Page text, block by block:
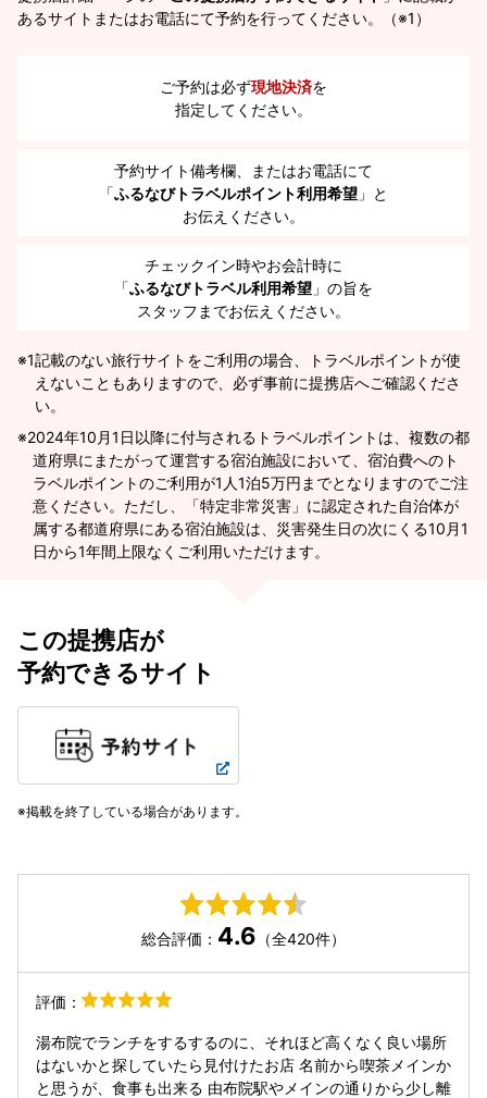
あるサイトまたはお電話にて予約を行ってください。（※1）
ご予約は必ず現地決済を
指定してください。
予約サイト備考欄、またはお電話にて
「ふるなびトラベルポイント利用希望 」と
お伝えください。
チェックイン時やお会計時に
「ふるなびトラベル利用希望 」の旨を
スタッフまでお伝えください。
※1記載のない旅行サイトをご利用の場合、トラベルポイントが使
えないこともありますので、必ず事前に提携店へご確認くださ
い。
2024年10月1日以降に付与されるトラベルポイントは、複数の都
道府県にまたがって運営する宿泊施設において、宿泊費へのト
ラベルポイントのご利用が1人1泊5万円までとなりますのでご注
意ください。ただし、「特定非常災害」に認定された自治体が
属する都道府県にある宿泊施設は、災害発生日の次にくる10月1
日から1年間上限なくご利用いただけます。
この提携店が
予約できるサイト
掲載を終了している場合があります。
総合評価： 4.6 （全420件）
評価：
湯布院でランチをするするのに、それほど高くなく良い場所
はないかと探していたら見付けたお店 名前から喫茶メインか
と思うが、食事も出来る 由布院駅やメインの通りから少し離